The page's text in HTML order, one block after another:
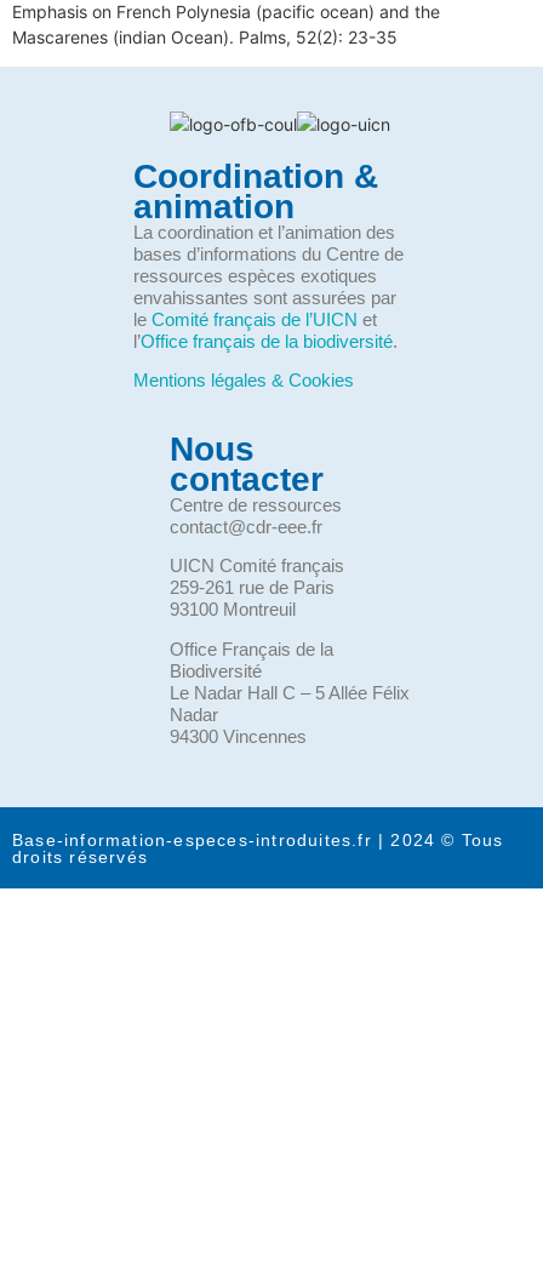
Emphasis on French Polynesia (pacific ocean) and the
Mascarenes (indian Ocean). Palms, 52(2): 23-35
Coordination &
animation
La coordination et l’animation des
bases d’informations du Centre de
ressources espèces exotiques
envahissantes sont assurées par
le Comité français de l’UICN et
l’Office français de la biodiversité.
Mentions légales & Cookies
Nous
contacter
Centre de ressources
contact@cdr-eee.fr
UICN Comité français
259-261 rue de Paris
93100 Montreuil
Office Français de la
Biodiversité
Le Nadar Hall C – 5 Allée Félix
Nadar
94300 Vincennes
Base-information-especes-introduites.fr | 2024 © Tous
droits réservés